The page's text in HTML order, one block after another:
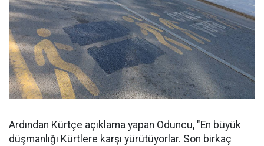
Ardından Kürtçe açıklama yapan Oduncu, "En büyük
düşmanlığı Kürtlere karşı yürütüyorlar. Son birkaç